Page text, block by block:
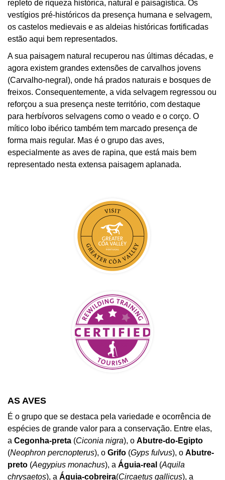
repleto de riqueza histórica, natural e paisagística. Os
vestígios pré-históricos da presença humana e selvagem,
os castelos medievais e as aldeias históricas fortificadas
estão aqui bem representados.
A sua paisagem natural recuperou nas últimas décadas, e
agora existem grandes extensões de carvalhos jovens
(Carvalho-negral), onde há prados naturais e bosques de
freixos. Consequentemente, a vida selvagem regressou ou
reforçou a sua presença neste território, com destaque
para herbívoros selvagens como o veado e o corço. O
mítico lobo ibérico também tem marcado presença de
forma mais regular. Mas é o grupo das aves,
especialmente as aves de rapina, que está mais bem
representado nesta extensa paisagem aplanada.
AS AVES
É o grupo que se destaca pela variedade e ocorrência de
espécies de grande valor para a conservação. Entre elas,
a Cegonha-preta (Ciconia nigra), o Abutre-do-Egipto
(Neophron percnopterus), o Grifo (Gyps fulvus), o Abutre-
preto (Aegypius monachus), a Águia-real (Aquila
chrysaetos), a Águia-cobreira(Circaetus gallicus), a